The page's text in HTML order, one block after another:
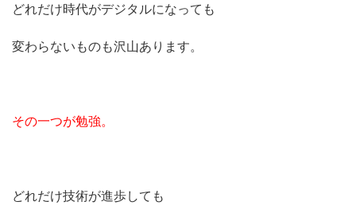
どれだけ時代がデジタルになっても
変わらないものも沢山あります。
その一つが勉強。
どれだけ技術が進歩しても